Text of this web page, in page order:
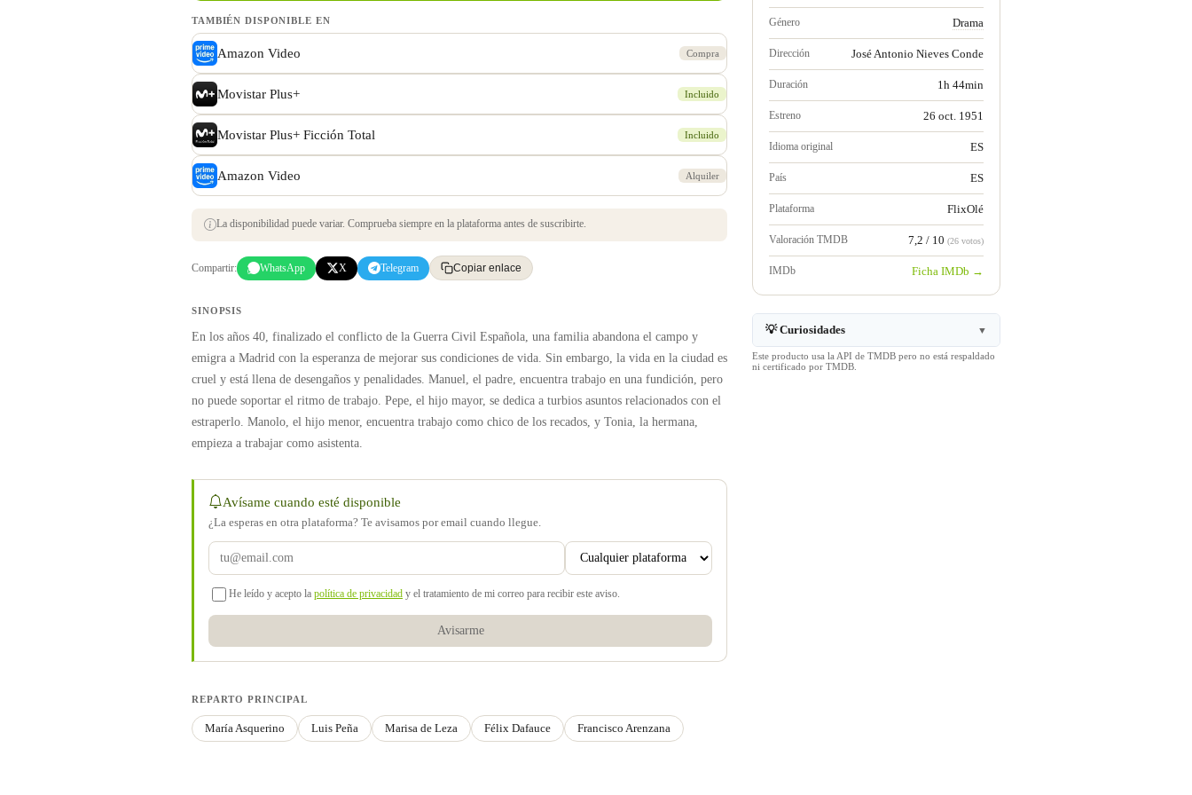
TAMBIÉN DISPONIBLE EN
Amazon Video Compra
Movistar Plus+ Incluido
Movistar Plus+ Ficción Total Incluido
Amazon Video Alquiler
La disponibilidad puede variar. Comprueba siempre en la plataforma antes de suscribirte.
Compartir: WhatsApp X Telegram Copiar enlace
SINOPSIS
En los años 40, finalizado el conflicto de la Guerra Civil Española, una familia abandona el campo y
emigra a Madrid con la esperanza de mejorar sus condiciones de vida. Sin embargo, la vida en la ciudad es
cruel y está llena de desengaños y penalidades. Manuel, el padre, encuentra trabajo en una fundición, pero
no puede soportar el ritmo de trabajo. Pepe, el hijo mayor, se dedica a turbios asuntos relacionados con el
estraperlo. Manolo, el hijo menor, encuentra trabajo como chico de los recados, y Tonia, la hermana,
empieza a trabajar como asistenta.
Avísame cuando esté disponible
¿La esperas en otra plataforma? Te avisamos por email cuando llegue.
He leído y acepto la política de privacidad y el tratamiento de mi correo para recibir este aviso.
Avisarme
REPARTO PRINCIPAL
María Asquerino Luis Peña Marisa de Leza Félix Dafauce Francisco Arenzana
Género Drama
Dirección José Antonio Nieves Conde
Duración 1h 44min
Estreno 26 oct. 1951
Idioma original ES
País ES
Plataforma FlixOlé
Valoración TMDB 7,2 / 10 (26 votos)
IMDb Ficha IMDb →
💡 Curiosidades ▼
Este producto usa la API de TMDB pero no está respaldado
ni certificado por TMDB.